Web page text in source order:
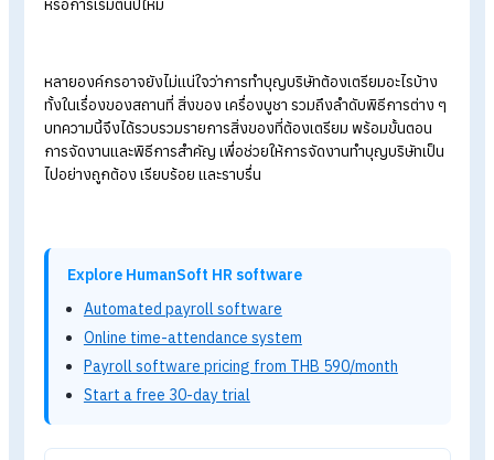
ทำบุญบริษัทต้องเตรียมอะไร
บ้าง? คู่มือเตรียมงานและ
พิธีการที่ควรรู้สำหรับองค์กร
การทำบุญบริษัท ถือเป็นอีกหนึ่งธรรมเนียมสำคัญขององค์กรไทย
โอกาสสำคัญ เช่น การเปิดบริษัทใหม่ ครบรอบบริษัท ย้ายสำนักงาน
หรือการเริ่มต้นปีใหม่
หลายองค์กรอาจยังไม่แน่ใจว่าการทำบุญบริษัทต้องเตรียมอะไรบ้
ทั้งในเรื่องของสถานที่ สิ่งของ เครื่องบูชา รวมถึงลำดับพิธีการต่า
บทความนี้จึงได้รวบรวมรายการสิ่งของที่ต้องเตรียม พร้อมขั้นตอน
การจัดงานและพิธีการสำคัญ เพื่อช่วยให้การจัดงานทำบุญบริษัทเ